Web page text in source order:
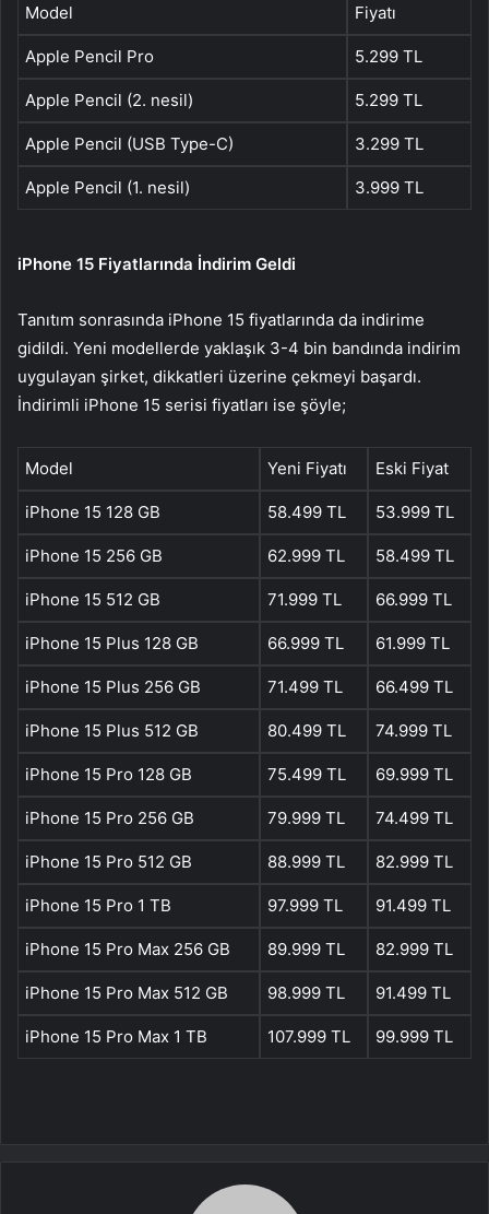
Model Fiyatı
Apple Pencil Pro 5.299 TL
Apple Pencil (2. nesil) 5.299 TL
Apple Pencil (USB Type-C) 3.299 TL
Apple Pencil (1. nesil) 3.999 TL
iPhone 15 Fiyatlarında İndirim Geldi
Tanıtım sonrasında iPhone 15 fiyatlarında da indirime
gidildi. Yeni modellerde yaklaşık 3-4 bin bandında indirim
uygulayan şirket, dikkatleri üzerine çekmeyi başardı.
İndirimli iPhone 15 serisi fiyatları ise şöyle;
Model Yeni Fiyatı Eski Fiyat
iPhone 15 128 GB 58.499 TL 53.999 TL
iPhone 15 256 GB 62.999 TL 58.499 TL
iPhone 15 512 GB 71.999 TL 66.999 TL
iPhone 15 Plus 128 GB 66.999 TL 61.999 TL
iPhone 15 Plus 256 GB 71.499 TL 66.499 TL
iPhone 15 Plus 512 GB 80.499 TL 74.999 TL
iPhone 15 Pro 128 GB 75.499 TL 69.999 TL
iPhone 15 Pro 256 GB 79.999 TL 74.499 TL
iPhone 15 Pro 512 GB 88.999 TL 82.999 TL
iPhone 15 Pro 1 TB 97.999 TL 91.499 TL
iPhone 15 Pro Max 256 GB 89.999 TL 82.999 TL
iPhone 15 Pro Max 512 GB 98.999 TL 91.499 TL
iPhone 15 Pro Max 1 TB 107.999 TL 99.999 TL